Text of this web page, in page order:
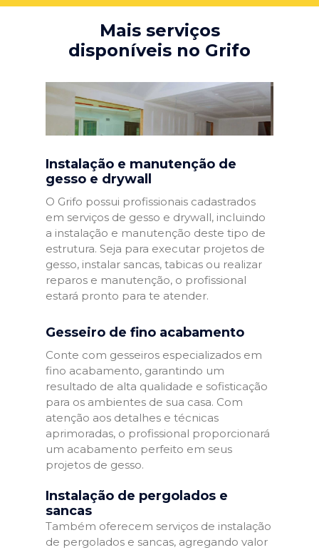
Mais serviços
disponíveis no Grifo
Instalação e manutenção de
gesso e drywall
O Grifo possui profissionais cadastrados
em serviços de gesso e drywall, incluindo
a instalação e manutenção deste tipo de
estrutura. Seja para executar projetos de
gesso, instalar sancas, tabicas ou realizar
reparos e manutenção, o profissional
estará pronto para te atender.
Gesseiro de fino acabamento
Conte com gesseiros especializados em
fino acabamento, garantindo um
resultado de alta qualidade e sofisticação
para os ambientes de sua casa. Com
atenção aos detalhes e técnicas
aprimoradas, o profissional proporcionará
um acabamento perfeito em seus
projetos de gesso.
Instalação de pergolados e
sancas
Também oferecem serviços de instalação
de pergolados e sancas, agregando valor